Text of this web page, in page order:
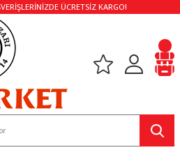
ÜCRETSİZ KARGO!